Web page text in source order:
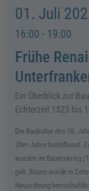
01. Juli
16:00 - 19:00
Frühe
Ein Überblick zur
Echterzeit 1525 bis
Die Baukultur des 16.
20er-Jahre beeinflusst.
wurden im Bauernkrieg
galt. Bauen wurde in
Neuordnung